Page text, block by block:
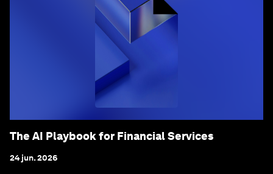
The AI Playbook for Financial Services
24 jun. 2026